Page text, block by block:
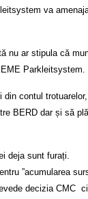
va
nu ar stipula că
Parkleitsystem.
contul
BERD dar și să
deja sunt furați.
”acumularea
decizia CMC